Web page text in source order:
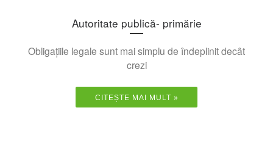
Autoritate publică- primărie
Obligațiile legale sunt mai simplu de îndeplinit decât
crezi
CITEȘTE MAI MULT »